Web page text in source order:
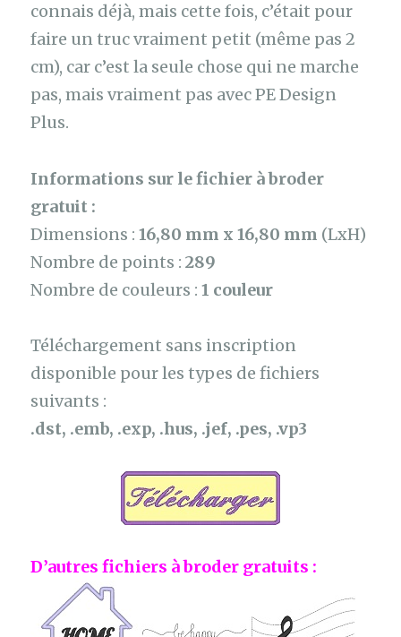
connais déjà, mais cette fois, c’était pour
faire un truc vraiment petit (même pas 2
cm), car c’est la seule chose qui ne marche
pas, mais vraiment pas avec PE Design
Plus.
Informations sur le fichier à broder
gratuit :
Dimensions :16,80 mm x 16,80 mm (LxH)
Nombre de points :289
Nombre de couleurs :1 couleur
Téléchargement sans inscription
disponible pour les types de fichiers
suivants :
.dst, .emb, .exp, .hus, .jef, .pes, .vp3
D’autres fichiers à broder gratuits :